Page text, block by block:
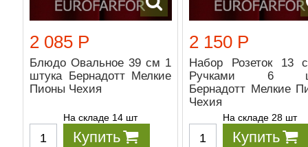
2 085 Р
Блюдо Овальное 39 см 1
штука Бернадотт Мелкие
Пионы Чехия
На складе 14 шт
Купить
2 150 Р
Набор Розеток 13
Ручками 6
Бернадотт Мелкие
Чехия
На складе 28 шт
Купить